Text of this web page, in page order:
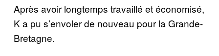
Après avoir longtemps travaillé et économisé,
K a pu s’envoler de nouveau pour la Grande-
Bretagne.